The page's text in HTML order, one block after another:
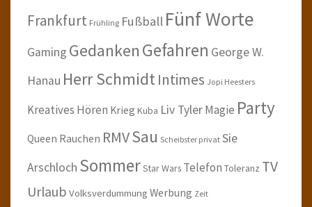
Frankfurt Frühling Fußball Fünf Worte
Gaming GedankenGefahren George W.
Hanau Herr SchmidtIntimes Jopi Heesters
Kreatives Hören Krieg Kuba Liv TylerMagie Party
Queen Rauchen RMVSau Scheibster privat Sie
Arschloch SommerStar Wars Telefon Toleranz TV
Urlaub Volksverdummung Werbung Zeit